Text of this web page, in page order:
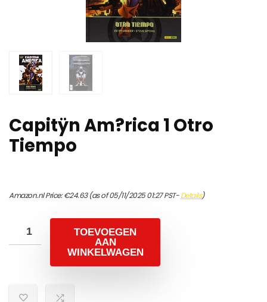
Capitÿn Am?rica 1 Otro
Tiempo
Amazon.nl Price:€24.63(as of 05/11/2025 01:27 PST-Details)
TOEVOEGEN
AAN
WINKELWAGEN